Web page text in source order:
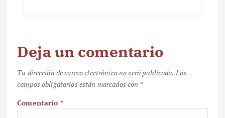
Deja un comentario
Tu dirección de correo electrónico no será publicada. Los
campos obligatorios están marcados con *
Comentario *